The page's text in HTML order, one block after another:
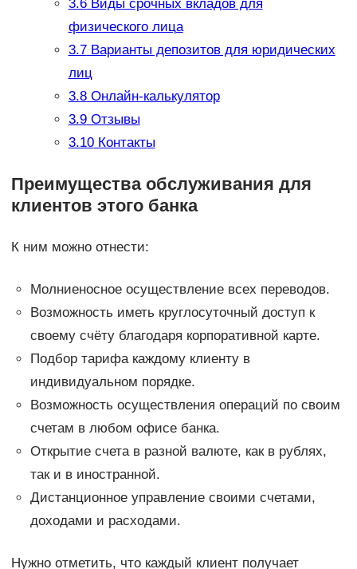
3.6Виды срочных вкладов для
физического лица
3.7Варианты депозитов для юридических
лиц
3.8Онлайн-калькулятор
3.9Отзывы
3.10Контакты
Преимущества обслуживания для
клиентов этого банка
К ним можно отнести:
Молниеносное осуществление всех переводов.
Возможность иметь круглосуточный доступ к
своему счёту благодаря корпоративной карте.
Подбор тарифа каждому клиенту в
индивидуальном порядке.
Возможность осуществления операций по своим
счетам в любом офисе банка.
Открытие счета в разной валюте, как в рублях,
так и в иностранной.
Дистанционное управление своими счетами,
доходами и расходами.
Нужно отметить, что каждый клиент получает